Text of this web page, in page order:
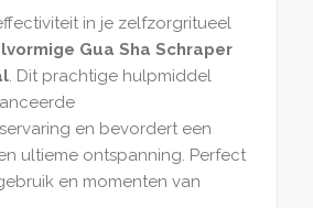
in je zelfzorgritueel
Gua Sha Schraper
. Dit prachtige hulpmiddel
en bevordert een
ultieme ontspanning. Perfect
en momenten van